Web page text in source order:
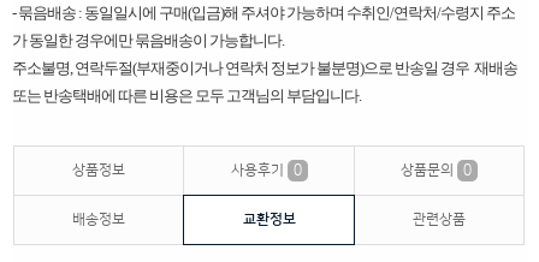
- 묶음배송 : 동일일시에 구매(입금)해 주셔야 가능하며 수취인/연락처/수령지 주소
가 동일한 경우에만 묶음배송이 가능합니다.
주소불명, 연락두절(부재중이거나 연락처 정보가 불분명)으로 반송일 경우 재배송
또는 반송택배에 따른 비용은 모두 고객님의 부담입니다. ​
상품정보 사용후기 0 상품문의 0
배송정보 교환정보 관련상품